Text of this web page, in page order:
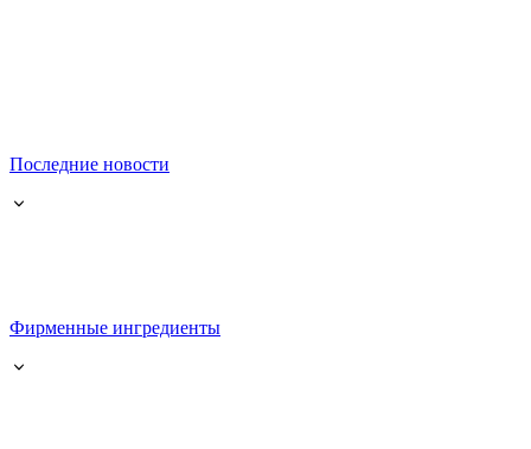
Последние новости
Фирменные ингредиенты